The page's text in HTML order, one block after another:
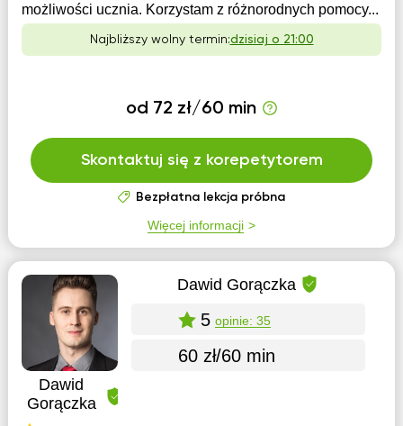
możliwości ucznia. Korzystam z różnorodnych pomocy...
Najbliższy wolny termin:dzisiaj o 21:00
od 72 zł/60 min
Skontaktuj się z korepetytorem
Bezpłatna lekcja próbna
Więcej informacji
Dawid
Gorączka
Dawid Gorączka
5 opinie: 35
60 zł/60 min